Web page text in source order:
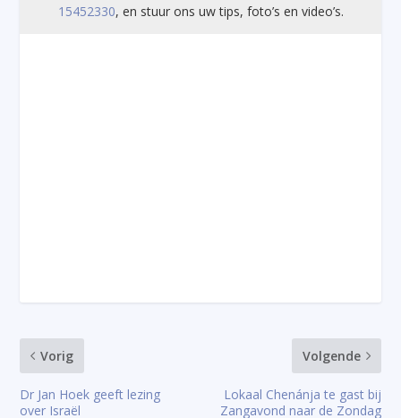
15452330, en stuur ons uw tips, foto’s en video’s.
Vorig
Dr Jan Hoek geeft lezing
over Israël
Volgende
Lokaal Chenánja te gast bij
Zangavond naar de Zondag